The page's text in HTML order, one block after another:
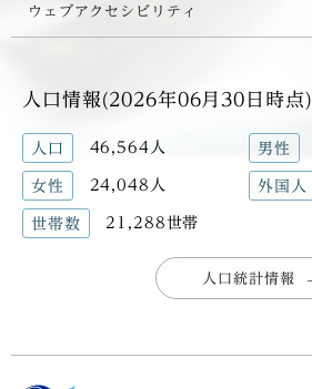
ウェブアクセシビリティ
人口情報(2026年06月30日時点)
人口 46,564人 男性
女性 24,048人 外国人
世帯数 21,288世帯
人口統計情報